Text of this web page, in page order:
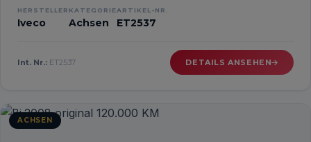
HERSTELLER
Iveco
KATEGORIE
Achsen
ARTIKEL-NR.
ET2537
Int. Nr.: ET2537 DETAILS ANSEHEN
ACHSEN